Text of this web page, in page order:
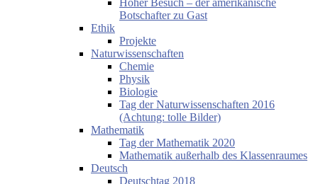
Hoher Besuch – der amerikanische
Botschafter zu Gast
Ethik
Projekte
Naturwissenschaften
Chemie
Physik
Biologie
Tag der Naturwissenschaften 2016
(Achtung: tolle Bilder)
Mathematik
Tag der Mathematik 2020
Mathematik außerhalb des Klassenraumes
Deutsch
Deutschtag 2018